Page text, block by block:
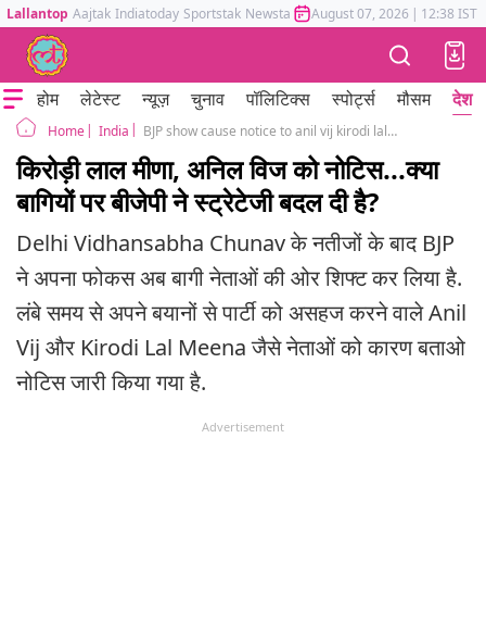
Lallantop Aajtak Indiatoday Sportstak Newstak Mumbai Tak Astrotak
August 07, 2026 | 12:38 IST
होम लेटेस्ट न्यूज़ चुनाव पॉलिटिक्स स्पोर्ट्स मौसम देश
Home India BJP show cause notice to anil vij kirodi lal meena party shifting its strategy
किरोड़ी लाल मीणा, अनिल विज को नोटिस...क्या
बागियों पर बीजेपी ने स्ट्रेटेजी बदल दी है?
Delhi Vidhansabha Chunav के नतीजों के बाद BJP
ने अपना फोकस अब बागी नेताओं की ओर शिफ्ट कर लिया है.
लंबे समय से अपने बयानों से पार्टी को असहज करने वाले Anil
Vij और Kirodi Lal Meena जैसे नेताओं को कारण बताओ
नोटिस जारी किया गया है.
Advertisement